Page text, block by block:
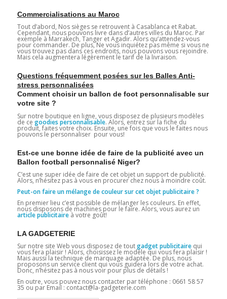
Commercialisations au Maroc
Tout d’abord, Nos sièges se retrouvent à Casablanca et Rabat.
Cependant, nous pouvons livre dans d’autres villes du Maroc. Par
exemple à Marrakech, Tanger et Agadir. Alors qu’attendez-vous
pour commander. De plus, Ne vous inquiétez pas même si vous ne
vous trouvez pas dans ces endroits, nous pouvons vous rejoindre.
Mais cela augmentera légèrement le tarif de la livraison.
Questions fréquemment posées sur les Balles Anti-
stress personnalisées
Comment choisir un ballon de foot personnalisable sur
votre site ?
Sur notre boutique en ligne, vous disposez de plusieurs modèles
de ce goodies personnalisable. Alors, entrez sur la fiche du
produit, faites votre choix. Ensuite, une fois que vous le faites nous
pouvons le personnaliser pour vous!
Est-ce une bonne idée de faire de la publicité avec un
Ballon football personnalisé Niger?
C’est une super idée de faire de cet objet un support de publicité.
Alors, n’hésitez pas à vous en procurer chez nous à moindre coût.
Peut-on faire un mélange de couleur sur cet objet publicitaire ?
En premier lieu c’est possible de mélanger les couleurs. En effet,
nous disposons de machines pour le faire. Alors, vous aurez un
article publicitaireà votre goût!
LA GADGETERIE
Sur notre site Web vous disposez de toutgadget publicitairequi
vous fera plaisir ! Alors, choisissez le modèle qui vous fera plaisir !
Mais aussi la technique de marquage adaptée. De plus, nous
proposons un service client qui vous guidera lors de votre achat.
Donc, n’hésitez pas à nous voir pour plus de détails !
En outre, vous pouvez nous contacter par téléphone : 0661 58 57
35 ou par Email : contact@la-gadgeterie.com